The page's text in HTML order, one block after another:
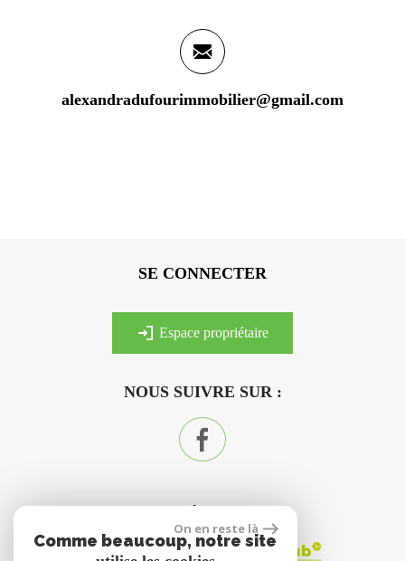
alexandradufourimmobilier@gmail.com
NOUS SUIVRE SUR :
SE CONNECTER
espace propriétaire
On en reste là
Comme beaucoup, notre site